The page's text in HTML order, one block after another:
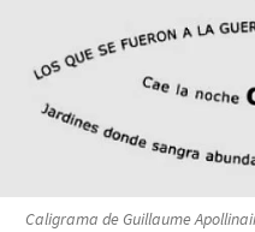
Caligrama de Guillaume